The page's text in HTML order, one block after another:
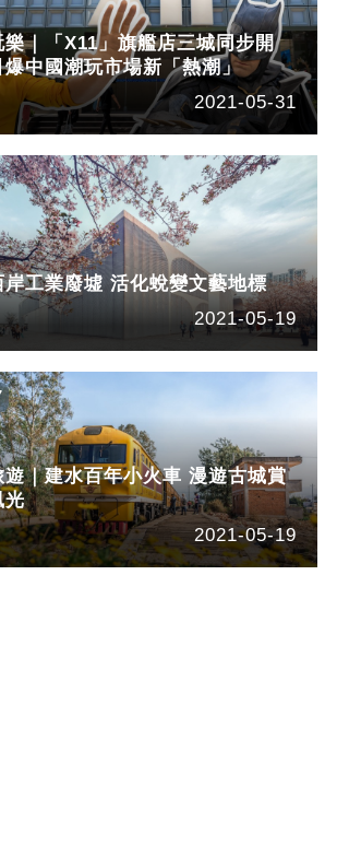
樂｜「X11」旗艦店三城同步開
中國潮玩市場新「熱潮」
2021-05-31
岸工業廢墟 活化蛻變文藝地標
2021-05-19
遊｜建水百年小火車 漫遊古城賞
光
2021-05-19